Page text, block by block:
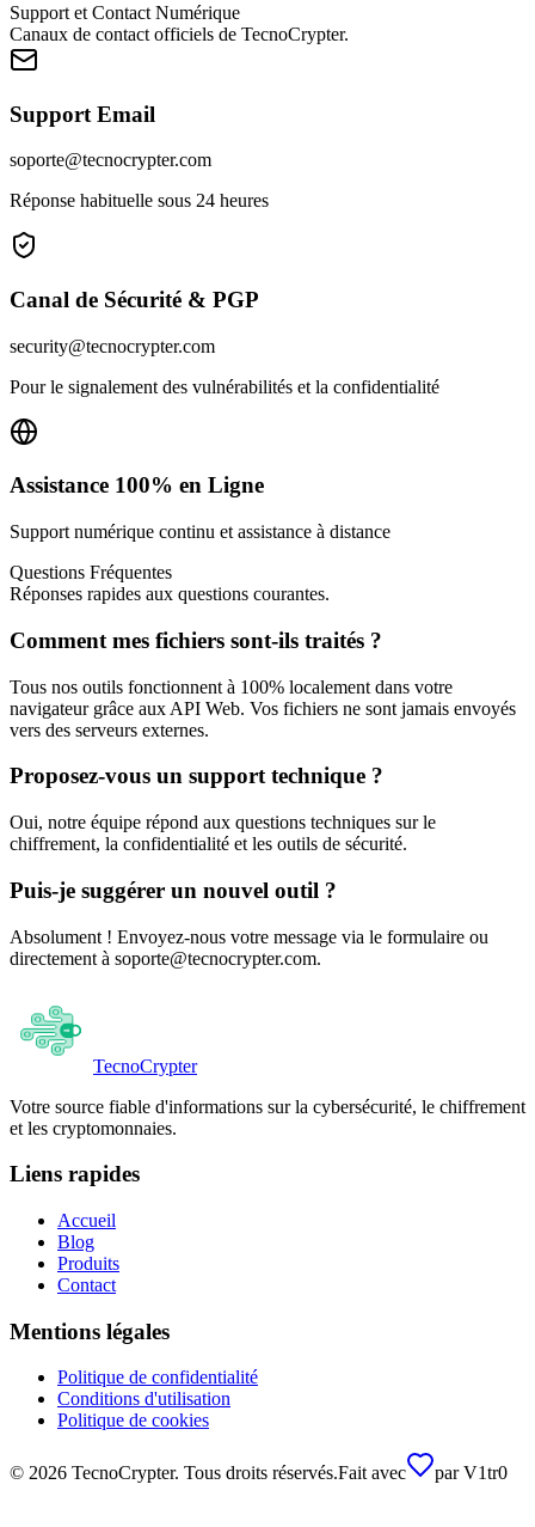
Support et Contact Numérique
Canaux de contact officiels de TecnoCrypter.
Support Email
soporte@tecnocrypter.com
Réponse habituelle sous 24 heures
Canal de Sécurité & PGP
security@tecnocrypter.com
Pour le signalement des vulnérabilités et la confidentialité
Assistance 100% en Ligne
Support numérique continu et assistance à distance
Questions Fréquentes
Réponses rapides aux questions courantes.
Comment mes fichiers sont-ils traités ?
Tous nos outils fonctionnent à 100% localement dans votre
navigateur grâce aux API Web. Vos fichiers ne sont jamais envoyés
vers des serveurs externes.
Proposez-vous un support technique ?
Oui, notre équipe répond aux questions techniques sur le
chiffrement, la confidentialité et les outils de sécurité.
Puis-je suggérer un nouvel outil ?
Absolument ! Envoyez-nous votre message via le formulaire ou
directement à soporte@tecnocrypter.com.
TecnoCrypter
Votre source fiable d'informations sur la cybersécurité, le chiffrement
et les cryptomonnaies.
Liens rapides
Accueil
Blog
Produits
Contact
Mentions légales
Politique de confidentialité
Conditions d'utilisation
Politique de cookies
© 2026 TecnoCrypter. Tous droits réservés.Fait avec parV1tr0